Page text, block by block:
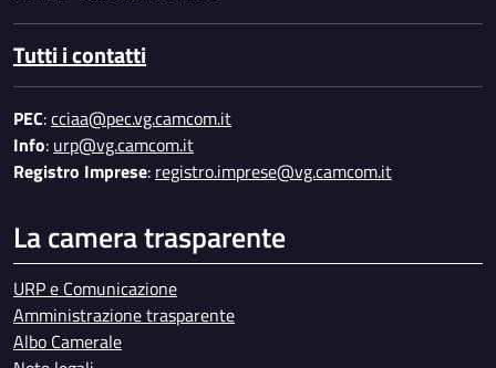
Tutti i contatti
PEC:cciaa@pec.vg.camcom.it
Info: urp@vg.camcom.it
Registro Imprese: registro.imprese@vg.camcom.it
La camera trasparente
URP e Comunicazione
Amministrazione trasparente
Albo Camerale